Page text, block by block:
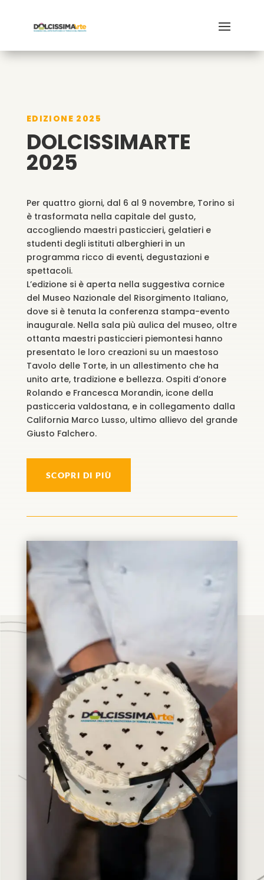
EDIZIONE 2025
DOLCISSIMARTE
2025
Per quattro giorni, dal 6 al 9 novembre, Torino si
è trasformata nella capitale del gusto,
accogliendo maestri pasticcieri, gelatieri e
studenti degli istituti alberghieri in un
programma ricco di eventi, degustazioni e
spettacoli.
L’edizione si è aperta nella suggestiva cornice
del Museo Nazionale del Risorgimento Italiano,
dove si è tenuta la conferenza stampa-evento
inaugurale. Nella sala più aulica del museo, oltre
ottanta maestri pasticcieri piemontesi hanno
presentato le loro creazioni su un maestoso
Tavolo delle Torte, in un allestimento che ha
unito arte, tradizione e bellezza. Ospiti d’onore
Rolando e Francesca Morandin, icone della
pasticceria valdostana, e in collegamento dalla
California Marco Lusso, ultimo allievo del grande
Giusto Falchero.
SCOPRI DI PIÙ